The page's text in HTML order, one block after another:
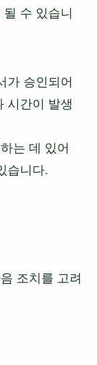
수 있습니
가 승인되어
시간이 발생
는 데 있어
습니다.
조치를 고려